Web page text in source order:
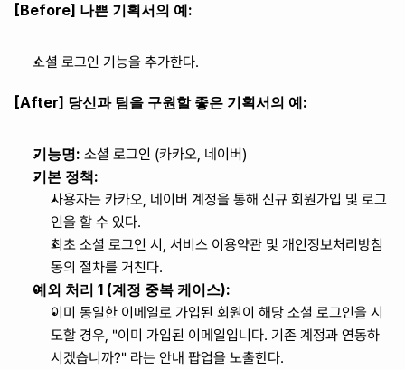
[Before] 나쁜 기획서의 예:
소셜 로그인 기능을 추가한다.
[After] 당신과 팀을 구원할 좋은 기획서의 예:
기능명: 소셜 로그인 (카카오, 네이버)
기본 정책:
사용자는 카카오, 네이버 계정을 통해 신규 회원가입 및 로그
인을 할 수 있다.
최초 소셜 로그인 시, 서비스 이용약관 및 개인정보처리방침
동의 절차를 거친다.
예외 처리 1 (계정 중복 케이스):
이미 동일한 이메일로 가입된 회원이 해당 소셜 로그인을 시
도할 경우, "이미 가입된 이메일입니다. 기존 계정과 연동하
시겠습니까?" 라는 안내 팝업을 노출한다.